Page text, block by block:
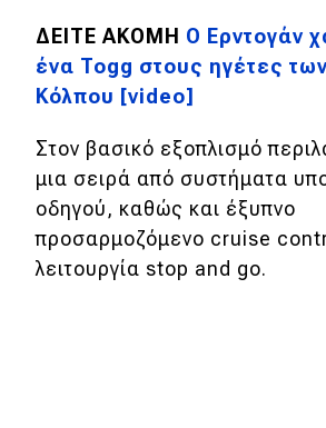
ΔΕΙΤΕ ΑΚΟΜΗ O Ερντογάν
ένα Togg στους ηγέτες
Κόλπου [video]
Στον βασικό εξοπλισμό
μια σειρά από συστήματα
οδηγού, καθώς και έξυπνο
προσαρμοζόμενο cruise
λειτουργία stop and go.